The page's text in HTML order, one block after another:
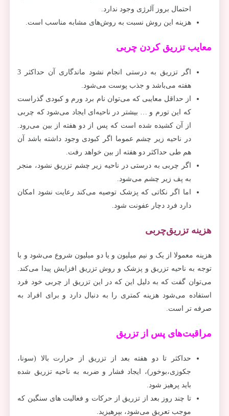
احتمال بروز آلرژی وجود ندارد.
هزینه این روش نسبت به روش‌های مشابه مناسب است.
معایب تزریق کردن چربی
اگر تزریق به درستی انجام نشود ماندگاری آن حداکثر 3
هفته می‌‌باشد و جذب پوست می‌شود.
از حداقل معایبی که می‌‎توان نام برد ورم و کبودی گذراست
که این تورم و … بیشتر در ناحیه‌ای ایجاد می‌شود که چربی
از آن کشیده شده است که پس از دو هفته از بین می‌رود.
در ناحیه زیر چشم عموما اگر کبودی وجود داشته باشد آن
هم طی حداکثر دو هفته از بین خواهد رفت.
اگر چربی به درستی در ناحیه زیر چشم تزریق نشود، منجر
به پف زیر چشم می‌شود.
اما اگر نکاتی که پزشک توصیه می‌کند رعایت نشود امکان
دارد فرد دچار عفونت شود.
هزینه تزریق‌چربی
هزینه معمولا از یک و نیم میلیون و یا دو میلیون شروع می‌شود و با
توجه به ناحیه تزریق و پزشک و روش تزریق افزایش پیدا می‌کند.
می‌توان گفت که به دلیل این که در این تزریق از چربی خود فرد
استفاده می‌شود هزینه کمتری را به دنبال دارد و برای افراد به
صرفه تر است.
مراقبت‌های پس از تزریق
حداکثر تا دو هفته بعد از تزریق از حرارت بالا (سونا،
جکوزی،بوخور)، ایجاد فشار و ضربه به ناحیه تزریق شده
باید پرهیز شود.
تا چند روز بعد از تزریق از حرکات و فعالیت های سنگین که
موجب تعریق می‌شود، بپرهیزید.